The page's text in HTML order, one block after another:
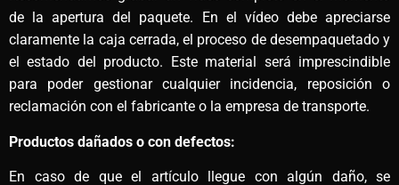
de la apertura del paquete. En el vídeo debe apreciarse
claramente la caja cerrada, el proceso de desempaquetado y
el estado del producto. Este material será imprescindible
para poder gestionar cualquier incidencia, reposición o
reclamación con el fabricante o la empresa de transporte.
Productos dañados o con defectos:
En caso de que el artículo llegue con algún daño, se